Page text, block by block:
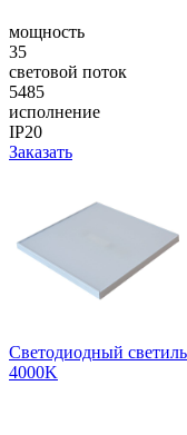
мощность
35
световой поток
5485
исполнение
IP20
Заказать
Светодиодный
4000K